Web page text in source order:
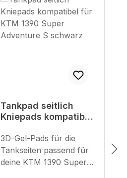
Tankpad seitlich
Kniepads kompatibel
Adventure S schwarz
3D-Gel-Pads für die
Tankseiten passend für
deine KTM 1390 Super